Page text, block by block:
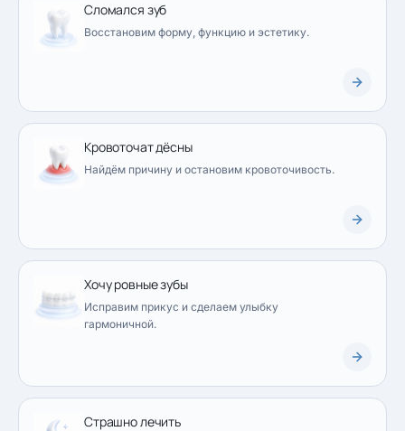
Сломался зуб
Восстановим форму, функцию и эстетику.
Кровоточат дёсны
Найдём причину и остановим кровоточивость.
Хочу ровные зубы
Исправим прикус и сделаем улыбку
гармоничной.
Страшно лечить